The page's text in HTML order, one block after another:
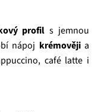
profil s jemnou
nápoj krémovějia
café latte i